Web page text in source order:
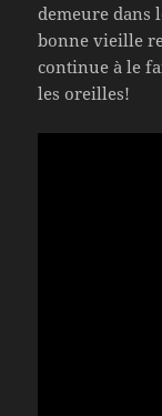
demeure dans
bonne vieille
continue à le
les oreilles!